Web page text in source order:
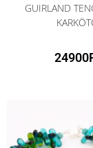
GUIRLAND
24900